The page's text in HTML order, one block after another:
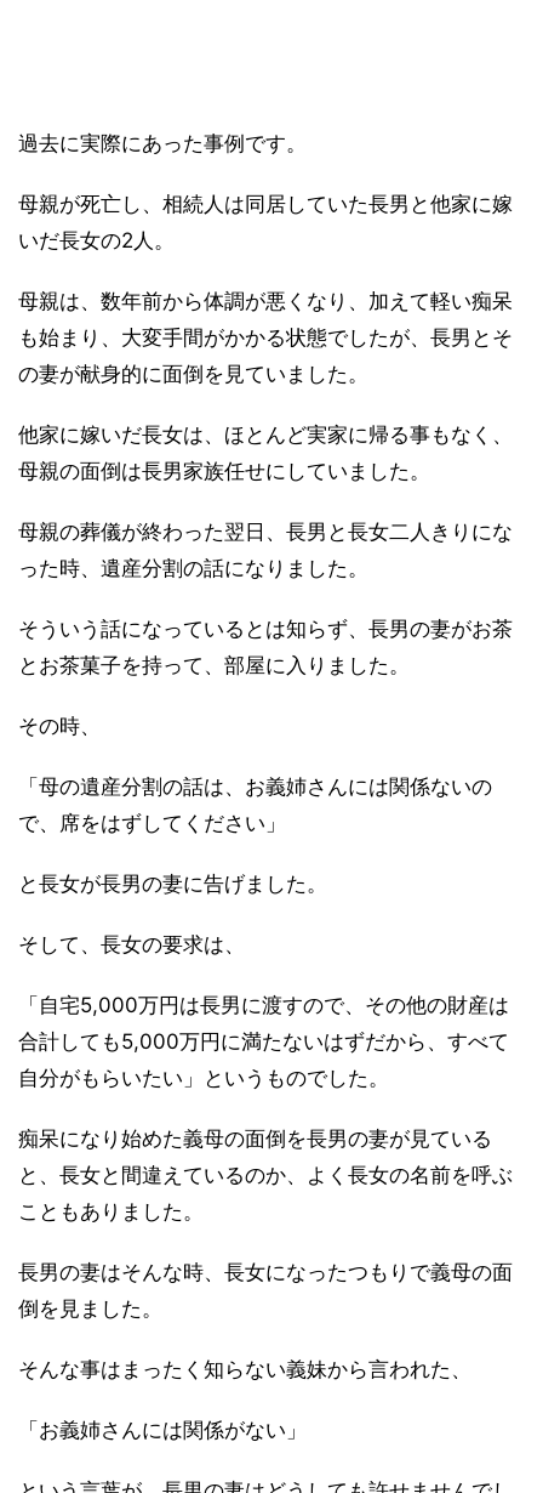
過去に実際にあった事例です。
母親が死亡し、相続人は同居していた長男と他家に嫁
いだ長女の2人。
母親は、数年前から体調が悪くなり、加えて軽い痴呆
も始まり、大変手間がかかる状態でしたが、長男とそ
の妻が献身的に面倒を見ていました。
他家に嫁いだ長女は、ほとんど実家に帰る事もなく、
母親の面倒は長男家族任せにしていました。
母親の葬儀が終わった翌日、長男と長女二人きりにな
った時、遺産分割の話になりました。
そういう話になっているとは知らず、長男の妻がお茶
とお茶菓子を持って、部屋に入りました。
その時、
「母の遺産分割の話は、お義姉さんには関係ないの
で、席をはずしてください」
と長女が長男の妻に告げました。
そして、長女の要求は、
「自宅5,000万円は長男に渡すので、その他の財産は
合計しても5,000万円に満たないはずだから、すべて
自分がもらいたい」というものでした。
痴呆になり始めた義母の面倒を長男の妻が見ている
と、長女と間違えているのか、よく長女の名前を呼ぶ
こともありました。
長男の妻はそんな時、長女になったつもりで義母の面
倒を見ました。
そんな事はまったく知らない義妹から言われた、
「お義姉さんには関係がない」